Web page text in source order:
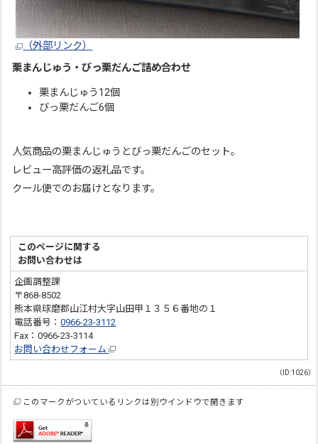
（外部リンク）
栗まんじゅう・びっ栗だんご詰め合わせ
栗まんじゅう12個
びっ栗だんご6個
人気商品の栗まんじゅうとびっ栗だんごのセット。
レビュー高評価の返礼品です。
クール便でのお届けとなります。
このページに関する
お問い合わせは
企画調整課
〒868-8502
熊本県球磨郡山江村大字山田甲１３５６番地の１
電話番号：0966-23-3112
Fax：0966-23-3114
お問い合わせフォーム
（ID:1026）
このマークがついているリンクは別ウインドウで開きます